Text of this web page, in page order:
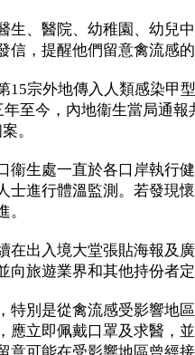
、醫院、幼稚園、幼兒中
信，提醒他們留意禽流感
宗外地傳入人類感染甲型
至今，內地衞生當局通報
。
生處一直於各口岸執行健
士進行體溫監測。若發現
。
出入境大堂張貼海報及廣
向旅遊業界和其他持份者
別是從禽流感受影響地區
應立即佩戴口罩及求醫，